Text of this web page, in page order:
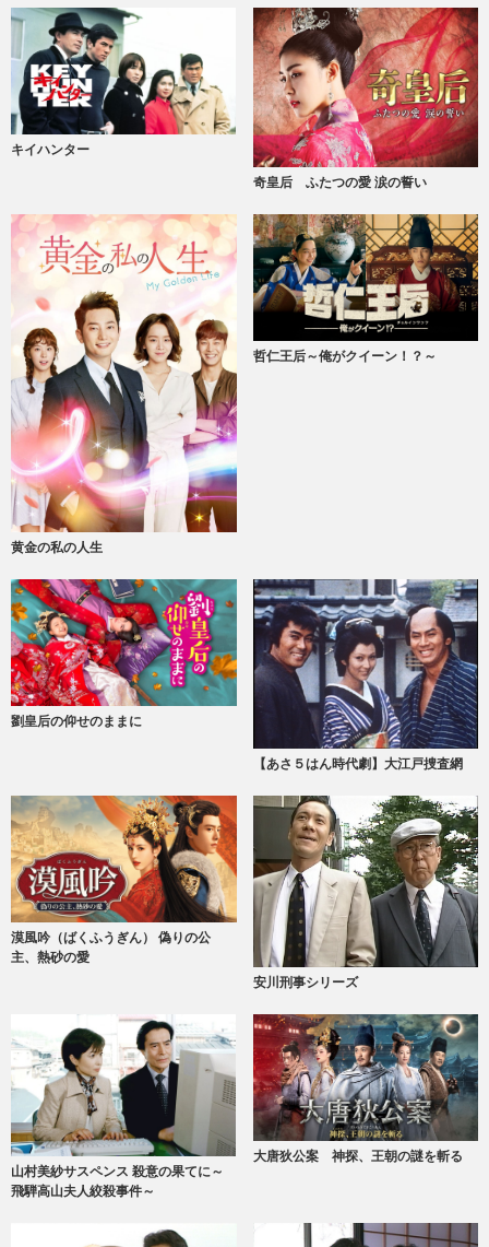
キイハンター
奇皇后 ふたつの愛 涙の誓い
黄金の私の人生
哲仁王后～俺がクイーン！？～
劉皇后の仰せのままに
【あさ５はん時代劇】大江戸捜査網
漠風吟（ばくふうぎん） 偽りの公
主、熱砂の愛
安川刑事シリーズ
山村美紗サスペンス 殺意の果てに～
飛騨高山夫人絞殺事件～
大唐狄公案 神探、王朝の謎を斬る